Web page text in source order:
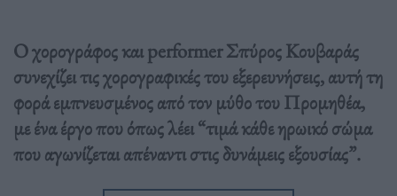
O χορογράφος και performer Σπύρος Κουβαράς
συνεχίζει τις χορογραφικές του εξερευνήσεις, αυτή τη
φορά εμπνευσμένος από τον μύθο του Προμηθέα,
με ένα έργο που όπως λέει “τιμά κάθε ηρωικό σώμα
που αγωνίζεται απέναντι στις δυνάμεις εξουσίας”.